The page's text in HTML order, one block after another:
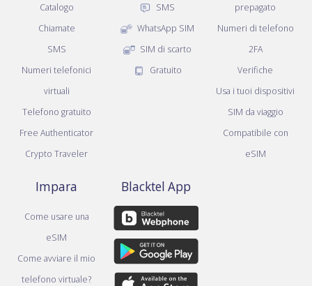
Catalogo
Chiamate
SMS
Numeri telefonici
virtuali
Telefono gratuito
Free Authenticator
Crypto Traveler
SMS
WhatsApp SIM
SIM di scarto
Gratuito
prepagato
Numeri di telefono
2FA
Verifiche
Usa i tuoi dispositivi
SIM da viaggio
Compatibile con
eSIM
Impara
Come usare una
eSIM
Come avviare il mio
telefono virtuale?
Blacktel App